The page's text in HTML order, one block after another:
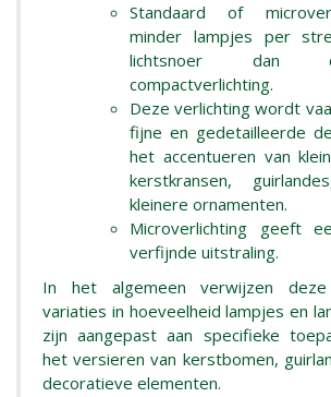
Standaard of
minder lampjes per
lichtsnoer dan
compactverlichting.
Deze verlichting wordt
fijne en gedetailleerde
het accentueren van
kerstkransen,
kleinere ornamenten.
Microverlichting geeft
verfijnde uitstraling.
In het algemeen verwijzen
variaties in hoeveelheid lampjes en
zijn aangepast aan specifieke
het versieren van kerstbomen,
decoratieve elementen.